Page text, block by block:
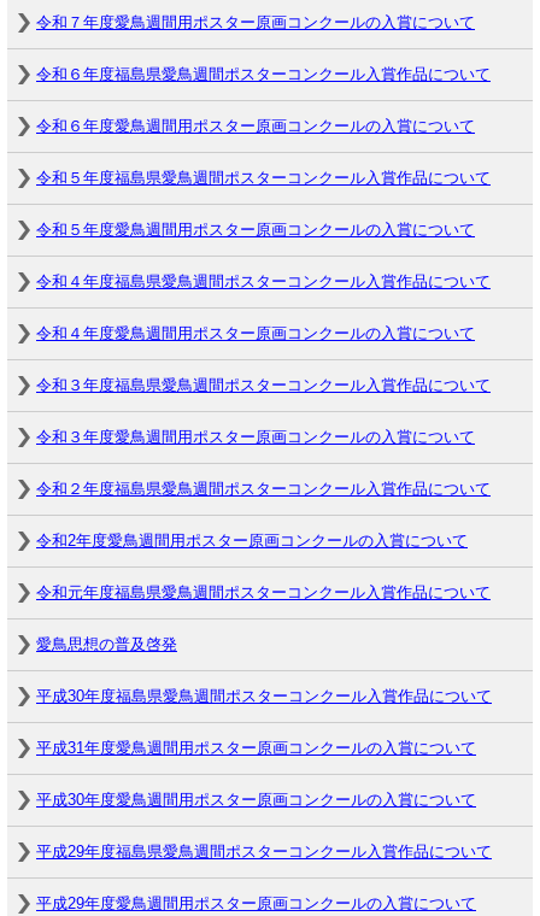
令和７年度愛鳥週間用ポスター原画コンクールの入賞について
令和６年度福島県愛鳥週間ポスターコンクール入賞作品について
令和６年度愛鳥週間用ポスター原画コンクールの入賞について
令和５年度福島県愛鳥週間ポスターコンクール入賞作品について
令和５年度愛鳥週間用ポスター原画コンクールの入賞について
令和４年度福島県愛鳥週間ポスターコンクール入賞作品について
令和４年度愛鳥週間用ポスター原画コンクールの入賞について
令和３年度福島県愛鳥週間ポスターコンクール入賞作品について
令和３年度愛鳥週間用ポスター原画コンクールの入賞について
令和２年度福島県愛鳥週間ポスターコンクール入賞作品について
令和2年度愛鳥週間用ポスター原画コンクールの入賞について
令和元年度福島県愛鳥週間ポスターコンクール入賞作品について
愛鳥思想の普及啓発
平成30年度福島県愛鳥週間ポスターコンクール入賞作品について
平成31年度愛鳥週間用ポスター原画コンクールの入賞について
平成30年度愛鳥週間用ポスター原画コンクールの入賞について
平成29年度福島県愛鳥週間ポスターコンクール入賞作品について
平成29年度愛鳥週間用ポスター原画コンクールの入賞について